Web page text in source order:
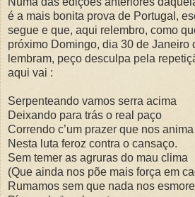
é a mais bonita prova de Portugal,
segue e que, aqui relembro, como
próximo Domingo, dia 30 de Janeiro
lembram, peço desculpa pela
aqui vai :
Serpenteando vamos serra acima
Deixando para trás o real paço
Correndo c’um prazer que nos anima
Nesta luta feroz contra o cansaço.
Sem temer as agruras do mau clima
(Que ainda nos põe mais força em
Rumamos sem que nada nos